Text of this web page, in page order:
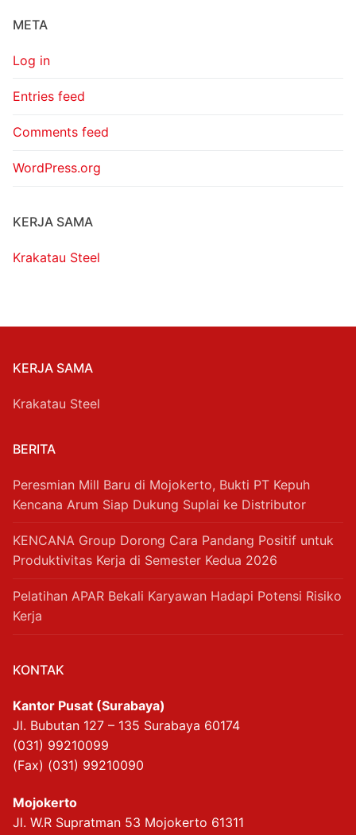
META
Log in
Entries feed
Comments feed
WordPress.org
KERJA SAMA
Krakatau Steel
KERJA SAMA
Krakatau Steel
BERITA
Peresmian Mill Baru di Mojokerto, Bukti PT Kepuh
Kencana Arum Siap Dukung Suplai ke Distributor
KENCANA Group Dorong Cara Pandang Positif untuk
Produktivitas Kerja di Semester Kedua 2026
Pelatihan APAR Bekali Karyawan Hadapi Potensi Risiko
Kerja
KONTAK
Kantor Pusat (Surabaya)
Jl. Bubutan 127 – 135 Surabaya 60174
(031) 99210099
(Fax) (031) 99210090
Mojokerto
Jl. W.R Supratman 53 Mojokerto 61311